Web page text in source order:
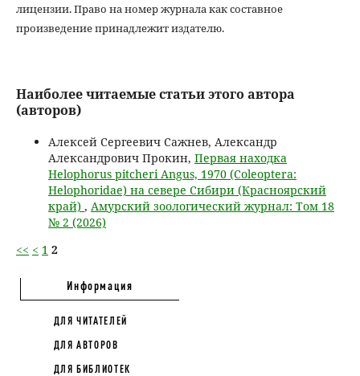
лицензии. Право на номер журнала как составное
произведение принадлежит издателю.
Наиболее читаемые статьи этого автора
(авторов)
Алексей Сергеевич Сажнев, Александр
Александрович Прокин, Первая находка
Helophorus pitcheri Angus, 1970 (Coleoptera:
Helophoridae) на севере Сибири (Красноярский
край) , Амурский зоологический журнал: Том 18
№ 2 (2026)
<< < 1 2
Информация
ДЛЯ ЧИТАТЕЛЕЙ
ДЛЯ АВТОРОВ
ДЛЯ БИБЛИОТЕК